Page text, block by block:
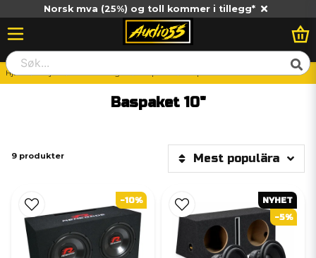
Norsk mva (25%) og toll kommer i tillegg*
Hjem Billjud Paketlösningar Baspaket Baspaket 10"
Baspaket 10"
9 produkter Mest populära
-10%
NYHET
-5%